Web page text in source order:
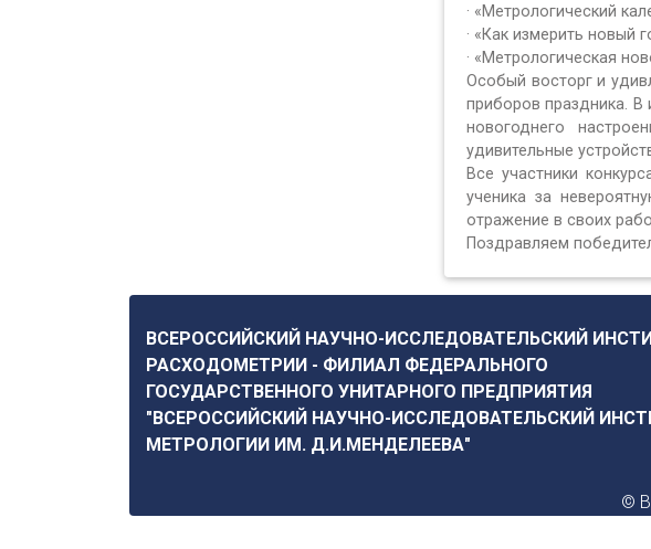
· «Метрологический
· «Как измерить новый
· «Метрологическая
Особый восторг и
приборов праздника. В
новогоднего
удивительные
Все участники
ученика за
отражение в своих
Поздравляем
ВСЕРОССИЙСКИЙ НАУЧНО-ИССЛЕДОВАТЕЛЬСКИЙ
РАСХОДОМЕТРИИ - ФИЛИАЛ ФЕДЕРАЛЬНОГО
ГОСУДАРСТВЕННОГО УНИТАРНОГО ПРЕДПРИЯТИЯ
"ВСЕРОССИЙСКИЙ НАУЧНО-ИССЛЕДОВАТЕЛЬСКИЙ
МЕТРОЛОГИИ ИМ. Д.И.МЕНДЕЛЕЕВА"
©